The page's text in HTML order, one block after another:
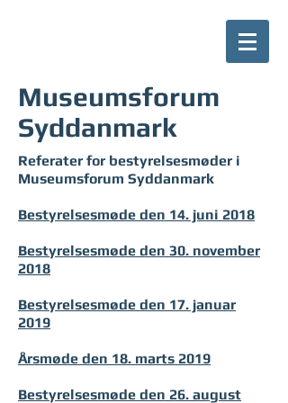
Museumsforum
Syddanmark
Referater for bestyrelsesmøder i
Museumsforum Syddanmark
Bestyrelsesmøde den 14. juni 2018
Bestyrelsesmøde den 30. november
2018
Bestyrelsesmøde den 17. januar
2019
Årsmøde den 18. marts 2019
Bestyrelsesmøde den 26. august